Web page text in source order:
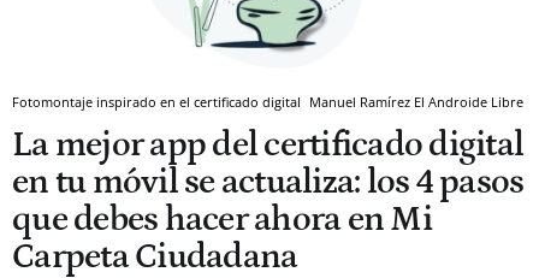
Fotomontaje inspirado en el certificado digital Manuel Ramírez El Androide Libre
La mejor app del certificado digital
en tu móvil se actualiza: los 4 pasos
que debes hacer ahora en Mi
Carpeta Ciudadana